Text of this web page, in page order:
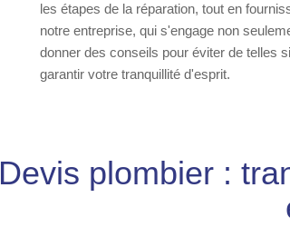
les étapes de la réparation, tout en
notre entreprise, qui s'engage non
donner des conseils pour éviter de telles
garantir votre tranquillité d'esprit.
Devis plombier :